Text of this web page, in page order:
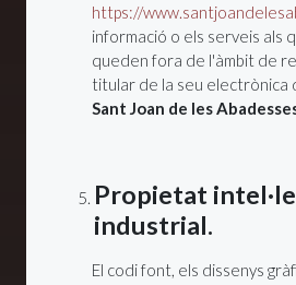
https://
informació o els serveis als
queden fora de l'àmbit de
titular de la seu electrònica
Sant Joan de les
Propietat
industrial.
El codi font, els dissenys